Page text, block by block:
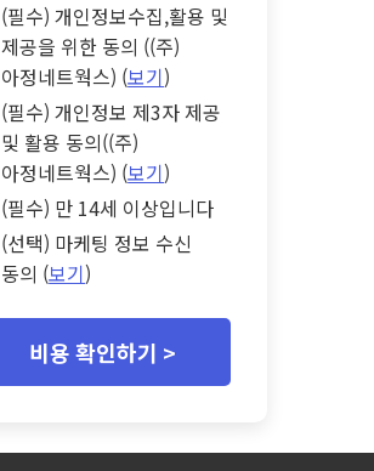
(필수) 개인정보수집,활용 및
제공을 위한 동의 ((주)
아정네트웍스) (보기)
(필수) 개인정보 제3자 제공
및 활용 동의((주)
아정네트웍스) (보기)
(필수) 만 14세 이상입니다
(선택) 마케팅 정보 수신
동의 (보기)
비용 확인하기 >